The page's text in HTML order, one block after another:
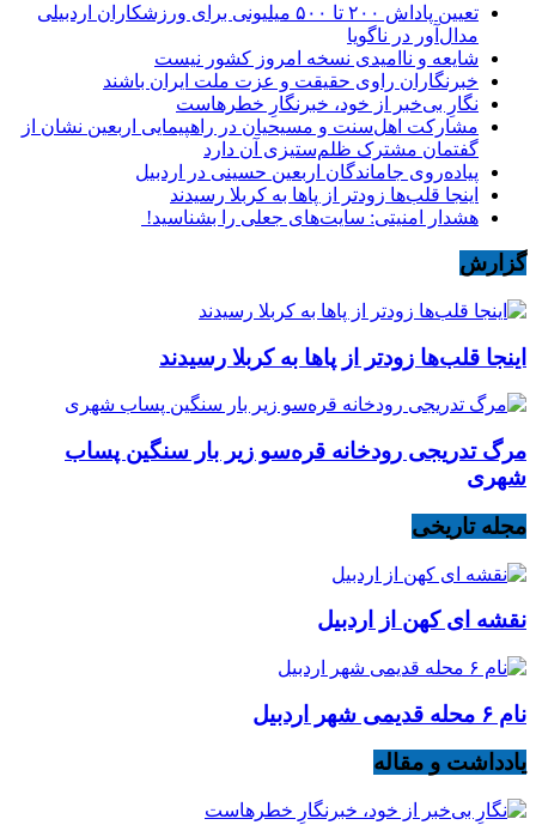
تعیین پاداش ۲۰۰ تا ۵۰۰ میلیونی برای ورزشکاران اردبیلی
مدال‌آور در ناگویا
شایعه و ناامیدی نسخه امروز کشور نیست
خبرنگاران راوی حقیقت و عزت ملت ایران باشند
نگارِ بی‌خبر از خود، خبرنگارِ خطرهاست
مشارکت اهل‌سنت و مسیحیان در راهپیمایی اربعین نشان از
گفتمان مشترک ظلم‌ستیزی آن دارد
پیاده‌روی جاماندگان اربعین حسینی در اردبیل
اینجا قلب‌ها زودتر از پاها به کربلا رسیدند
هشدار امنیتی: سایت‌های جعلی را بشناسید!
گزارش
اینجا قلب‌ها زودتر از پاها به کربلا رسیدند
مرگ تدریجی رودخانه قره‌سو زیر بار سنگین پساب
شهری
مجله تاریخی
نقشه ای کهن از اردبیل
نام ۶ محله قدیمی شهر اردبیل
یادداشت و مقاله